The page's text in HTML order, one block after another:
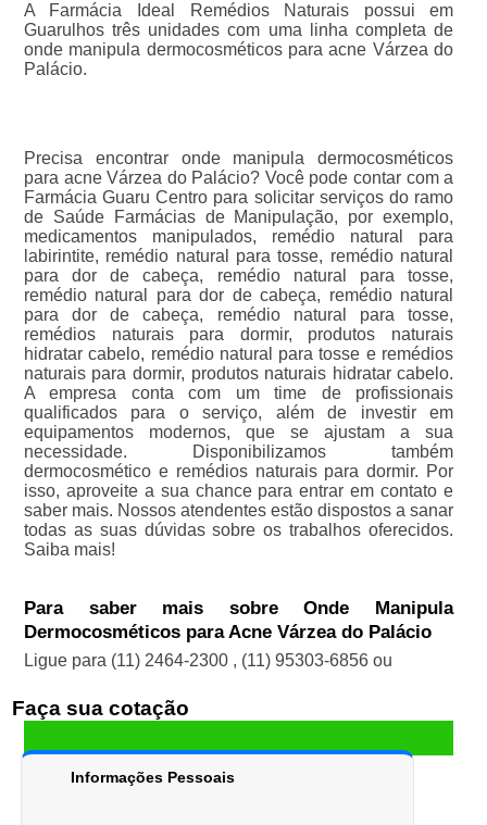
A Farmácia Ideal Remédios Naturais possui em
Guarulhos três unidades com uma linha completa de
onde manipula dermocosméticos para acne Várzea do
Palácio.
Precisa encontrar onde manipula dermocosméticos
para acne Várzea do Palácio? Você pode contar com a
Farmácia Guaru Centro para solicitar serviços do ramo
de Saúde Farmácias de Manipulação, por exemplo,
medicamentos manipulados, remédio natural para
labirintite, remédio natural para tosse, remédio natural
para dor de cabeça, remédio natural para tosse,
remédio natural para dor de cabeça, remédio natural
para dor de cabeça, remédio natural para tosse,
remédios naturais para dormir, produtos naturais
hidratar cabelo, remédio natural para tosse e remédios
naturais para dormir, produtos naturais hidratar cabelo.
A empresa conta com um time de profissionais
qualificados para o serviço, além de investir em
equipamentos modernos, que se ajustam a sua
necessidade. Disponibilizamos também
dermocosmético e remédios naturais para dormir. Por
isso, aproveite a sua chance para entrar em contato e
saber mais. Nossos atendentes estão dispostos a sanar
todas as suas dúvidas sobre os trabalhos oferecidos.
Saiba mais!
Para saber mais sobre Onde Manipula
Dermocosméticos para Acne Várzea do Palácio
Ligue para (11) 2464-2300 , (11) 95303-6856 ou
Faça sua cotação
Informações Pessoais